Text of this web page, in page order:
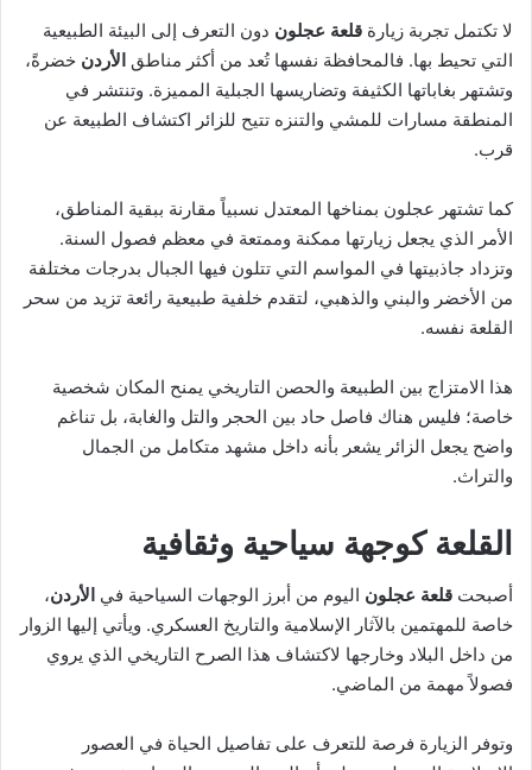
لا تكتمل تجربة زيارة قلعة عجلون دون التعرف إلى البيئة الطبيعية
التي تحيط بها. فالمحافظة نفسها تُعد من أكثر مناطق الأردن خضرةً،
وتشتهر بغاباتها الكثيفة وتضاريسها الجبلية المميزة. وتنتشر في
المنطقة مسارات للمشي والتنزه تتيح للزائر اكتشاف الطبيعة عن
قرب.
كما تشتهر عجلون بمناخها المعتدل نسبياً مقارنة ببقية المناطق،
الأمر الذي يجعل زيارتها ممكنة وممتعة في معظم فصول السنة.
وتزداد جاذبيتها في المواسم التي تتلون فيها الجبال بدرجات مختلفة
من الأخضر والبني والذهبي، لتقدم خلفية طبيعية رائعة تزيد من سحر
القلعة نفسه.
هذا الامتزاج بين الطبيعة والحصن التاريخي يمنح المكان شخصية
خاصة؛ فليس هناك فاصل حاد بين الحجر والتل والغابة، بل تناغم
واضح يجعل الزائر يشعر بأنه داخل مشهد متكامل من الجمال
والتراث.
القلعة كوجهة سياحية وثقافية
أصبحت قلعة عجلون اليوم من أبرز الوجهات السياحية في الأردن،
خاصة للمهتمين بالآثار الإسلامية والتاريخ العسكري. ويأتي إليها الزوار
من داخل البلاد وخارجها لاكتشاف هذا الصرح التاريخي الذي يروي
فصولاً مهمة من الماضي.
وتوفر الزيارة فرصة للتعرف على تفاصيل الحياة في العصور